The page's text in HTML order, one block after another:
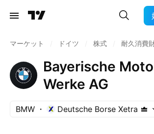
マーケット ドイツ 株式 耐久消費
Bayerische
Werke AG
BMW Deutsche Borse Xetra